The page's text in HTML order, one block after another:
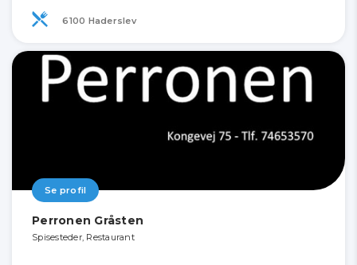
6100 Haderslev
Se profil
Perronen Gråsten
Spisesteder, Restaurant